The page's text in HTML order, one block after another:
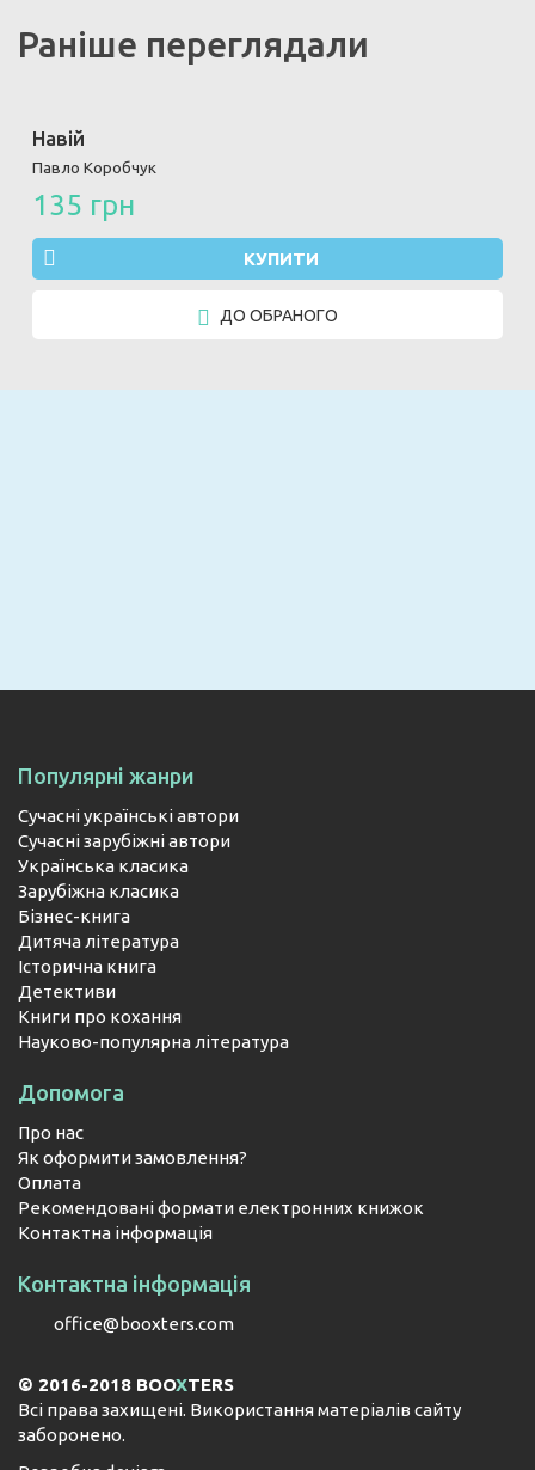
Раніше переглядали
Навій
Павло Коробчук
135 грн
КУПИТИ
ДО ОБРАНОГО
Популярні жанри
Сучасні українські автори
Сучасні зарубіжні автори
Українська класика
Зарубіжна класика
Бізнес-книга
Дитяча література
Історична книга
Детективи
Книги про кохання
Науково-популярна література
Допомога
Про нас
Як оформити замовлення?
Оплата
Рекомендовані формати електронних книжок
Контактна інформація
Контактна інформація
office@booxters.com
© 2016-2018 BOOXTERS
Всі права захищені. Використання матеріалів сайту
заборонено.